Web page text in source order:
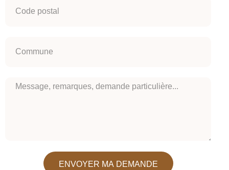
ENVOYER MA DEMANDE